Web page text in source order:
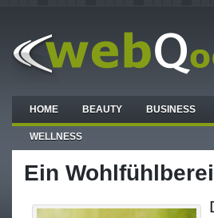
HOME BEAUTY BUSINESS
WELLNESS
Ein